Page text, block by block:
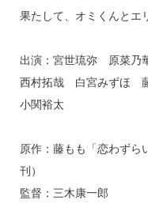
果たして、オミくんと
出演：宮世琉弥 原菜乃
西村拓哉 白宮みずほ
小関裕太
原作：藤もも「恋わずら
刊）
監督：三木康一郎